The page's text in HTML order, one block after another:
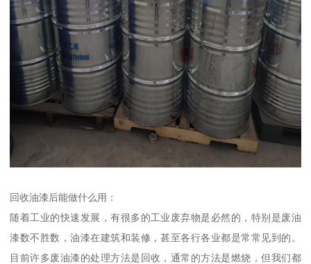
回收油漆后能做什么用：
随着工业的快速发展，有很多的工业废弃物是必然的，特别是废油
漆数不胜数，油漆在建筑和装修，甚至各行各业都是常常见到的。
目前许多废油漆的处理方法是回收，通常的方法是燃烧，但我们都